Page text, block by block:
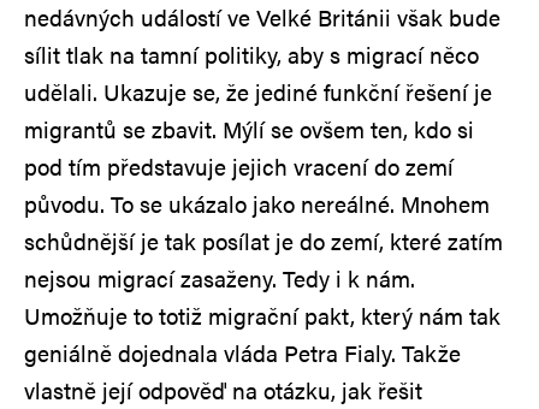
nedávných událostí ve Velké Británii však bude
sílit tlak na tamní politiky, aby s migrací něco
udělali. Ukazuje se, že jediné funkční řešení je
migrantů se zbavit. Mýlí se ovšem ten, kdo si
pod tím představuje jejich vracení do zemí
původu. To se ukázalo jako nereálné. Mnohem
schůdnější je tak posílat je do zemí, které zatím
nejsou migrací zasaženy. Tedy i k nám.
Umožňuje to totiž migrační pakt, který nám tak
geniálně dojednala vláda Petra Fialy. Takže
vlastně její odpověď na otázku, jak řešit